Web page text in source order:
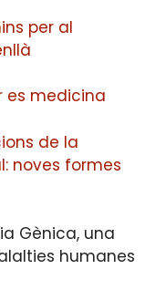
per al
es medicina
de la
noves formes
Gènica, una
humanes